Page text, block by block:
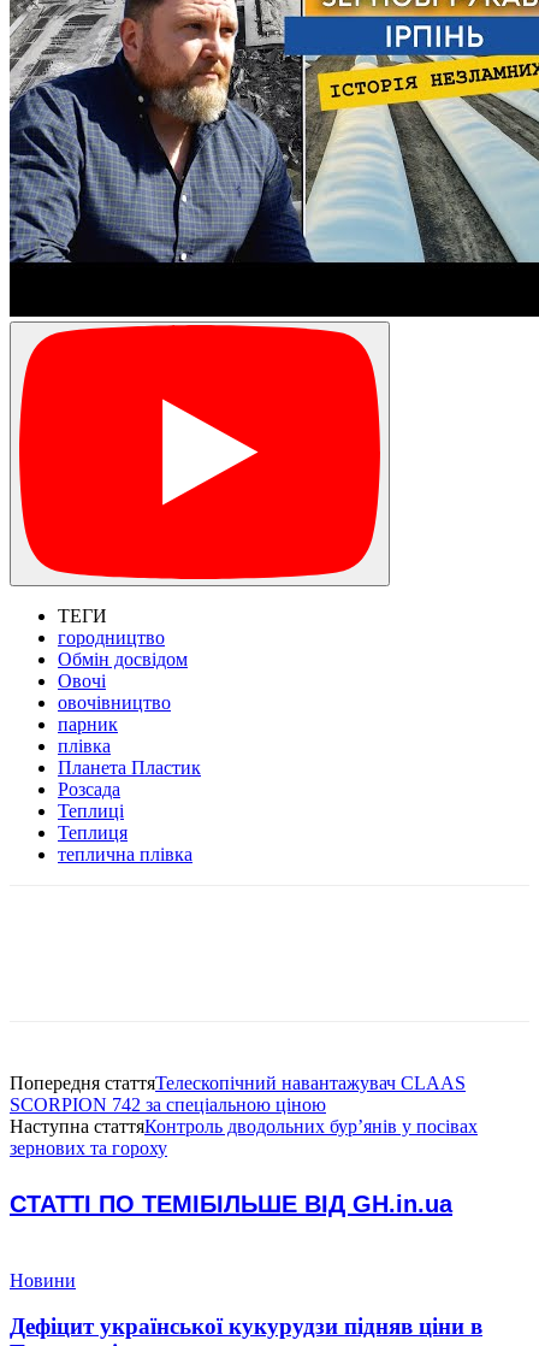
ТЕГИ
городництво
Обмін досвідом
Овочі
овочівництво
парник
плівка
Планета Пластик
Розсада
Теплиці
Теплиця
теплична плівка
Попередня статтяТелескопічний навантажувач CLAAS
SCORPION 742 за спеціальною ціною
Наступна статтяКонтроль дводольних бур’янів у посівах
зернових та гороху
СТАТТІ ПО ТЕМІБІЛЬШЕ ВІД GH.in.ua
Новини
Дефіцит української кукурудзи підняв ціни в